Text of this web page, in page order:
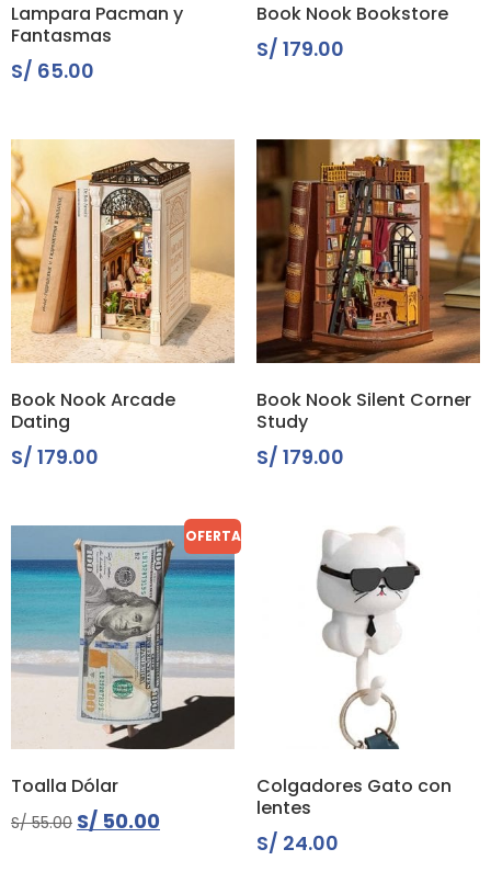
Lampara Pacman y
Fantasmas
S/ 65.00
Book Nook Bookstore
S/ 179.00
Book Nook Arcade
Dating
S/ 179.00
Book Nook Silent Corner
Study
S/ 179.00
OFERTA
Toalla Dólar
S/55.00 S/ 50.00
Colgadores Gato con
lentes
S/ 24.00